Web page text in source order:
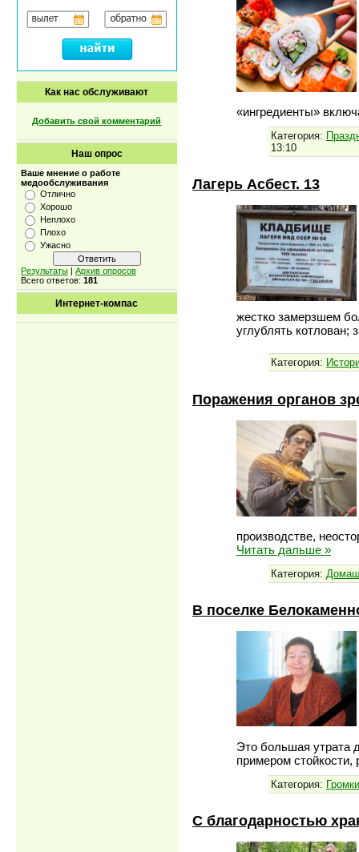
Как нас обслуживают
Добавить свой комментарий
Наш опрос
Ваше мнение о работе
медообслуживания
Отлично
Хорошо
Неплохо
Плохо
Ужасно
Результаты | Архив опросов
Всего ответов: 181
Интернет-компас
«ингредиенты»
Категория:
13:10
Лагерь Асбест. 13
жестко замерзшем
углублять котлован;
Категория:
Поражения органов
производстве,
Читать дальше »
Категория:
В поселке
Это большая утрата
примером стойкости,
Категория:
С благодарностью